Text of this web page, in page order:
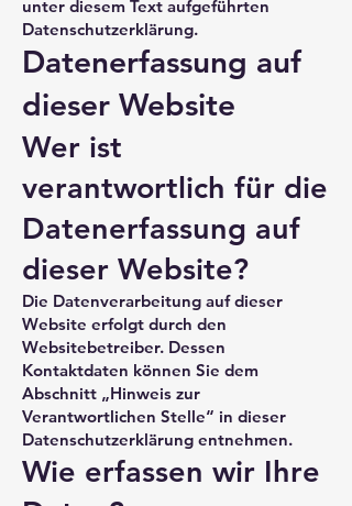
unter diesem Text aufgeführten
Datenschutzerklärung.
Datenerfassung auf
dieser Website
Wer ist
verantwortlich für die
Datenerfassung auf
dieser Website?
Die Datenverarbeitung auf dieser
Website erfolgt durch den
Websitebetreiber. Dessen
Kontaktdaten können Sie dem
Abschnitt „Hinweis zur
Verantwortlichen Stelle“ in dieser
Datenschutzerklärung entnehmen.
Wie erfassen wir Ihre